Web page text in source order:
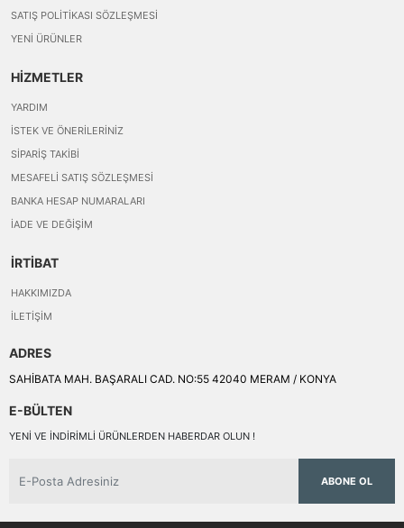
SATIŞ POLITIKASI SÖZLEŞMESI
YENI ÜRÜNLER
HİZMETLER
YARDIM
İSTEK VE ÖNERILERINIZ
SIPARIŞ TAKIBI
MESAFELI SATIŞ SÖZLEŞMESI
BANKA HESAP NUMARALARI
İADE VE DEĞIŞIM
İRTİBAT
HAKKIMIZDA
İLETIŞIM
ADRES
SAHİBATA MAH. BAŞARALI CAD. NO:55 42040 MERAM / KONYA
E-BÜLTEN
YENI VE INDIRIMLI ÜRÜNLERDEN HABERDAR OLUN !
ABONE OL